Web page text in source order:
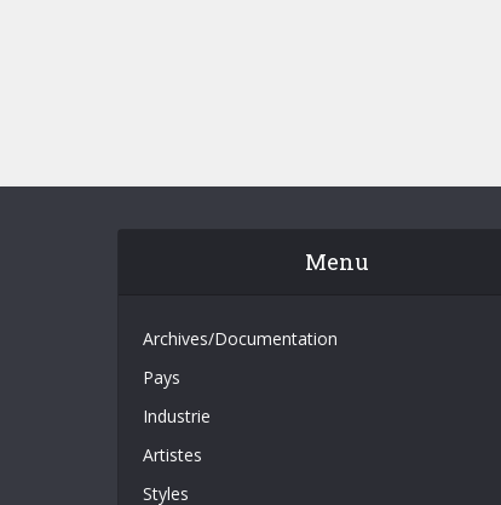
Menu
Archives/Documentation
Pays
Industrie
Artistes
Styles